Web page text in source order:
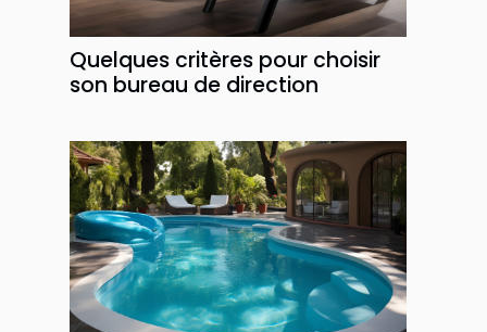
Quelques critères pour choisir
son bureau de direction